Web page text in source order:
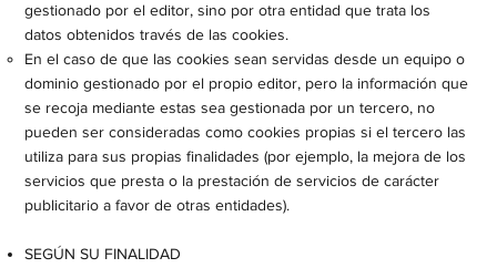
gestionado por el editor, sino por otra entidad que trata los
datos obtenidos través de las cookies.
En el caso de que las cookies sean servidas desde un equipo o
dominio gestionado por el propio editor, pero la información que
se recoja mediante estas sea gestionada por un tercero, no
pueden ser consideradas como cookies propias si el tercero las
utiliza para sus propias finalidades (por ejemplo, la mejora de los
servicios que presta o la prestación de servicios de carácter
publicitario a favor de otras entidades).​
SEGÚN SU FINALIDAD